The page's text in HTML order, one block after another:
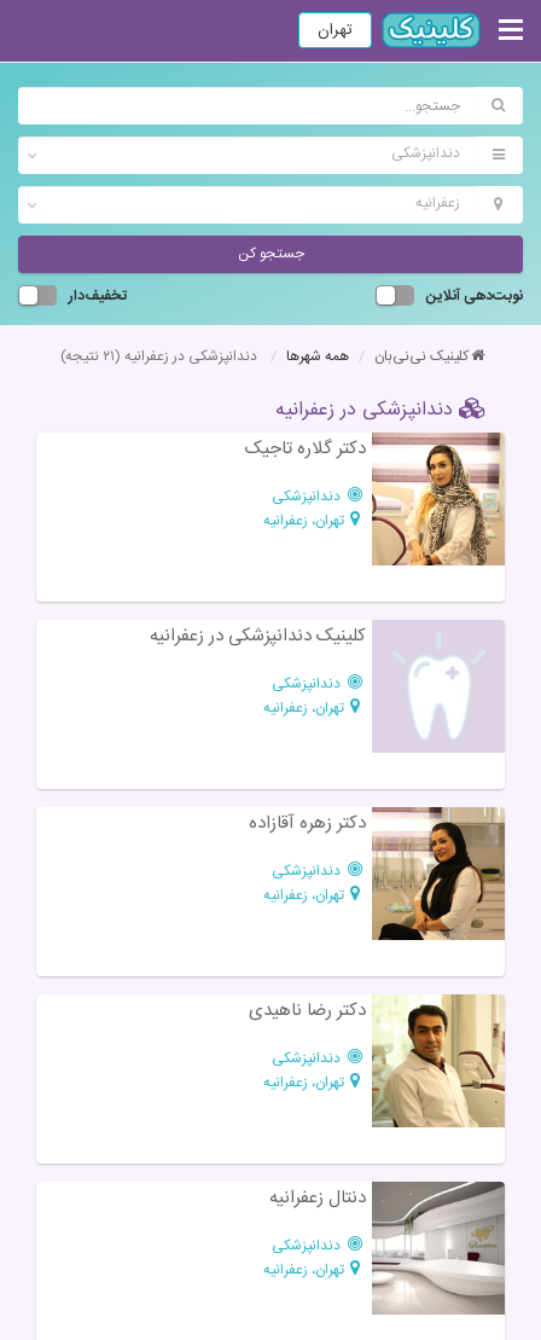
تهران
دندانپزشکی
زعفرانیه
جستجو کن
نوبت‌دهی آنلاین
تخفیف‌دار
کلینیک نی‌نی‌بان همه شهرها دندانپزشکی در زعفرانیه (۲۱ نتیجه)
دندانپزشکی در زعفرانیه
دکتر گلاره تاجیک
دندانپزشکی
تهران، زعفرانیه
کلینیک دندانپزشکی در زعفرانیه
دندانپزشکی
تهران، زعفرانیه
دکتر زهره آقازاده
دندانپزشکی
تهران، زعفرانیه
دکتر رضا ناهیدی
دندانپزشکی
تهران، زعفرانیه
دنتال زعفرانیه
دندانپزشکی
تهران، زعفرانیه